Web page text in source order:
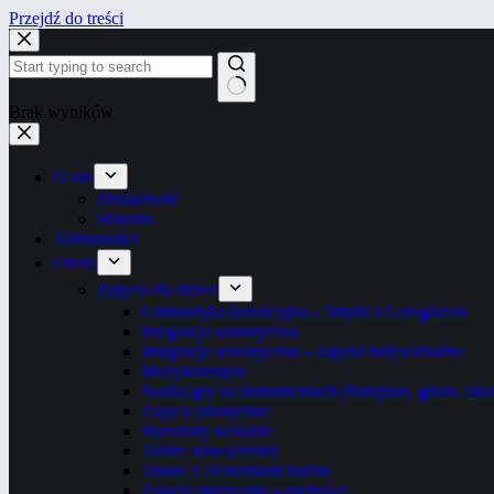
Przejdź do treści
Brak wyników
O nas
Działalność
Historia
Aktualności
Oferta
Zajęcia dla dzieci
Gimnastyka korekcyjna – Smyki z Grzegórzek
Integracja sensoryczna
Integracja sensoryczna – zajęcia indywidualne
Muzykoterapia
Nauka gry na instrumentach (fortepian, gitara,
Zajęcia plastyczne
Warsztaty wokalne
Taniec nowoczesny
Taniec z elementami baletu
Zajęcia muzyczno – ruchowe